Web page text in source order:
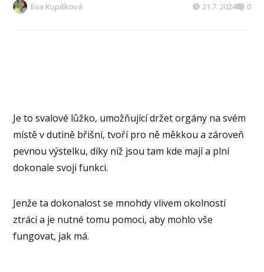
Eva Kupilíková 21.7. 2024 0
Je to svalové lůžko, umožňující držet orgány na svém
místě v dutině břišní, tvoří pro ně měkkou a zároveň
pevnou výstelku, díky níž jsou tam kde mají a plní
dokonale svoji funkci.
Jenže ta dokonalost se mnohdy vlivem okolností
ztrácí a je nutné tomu pomoci, aby mohlo vše
fungovat, jak má.